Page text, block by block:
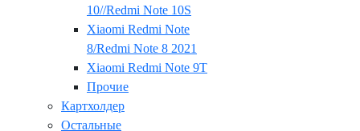
10//Redmi Note 10S
Xiaomi Redmi Note
8/Redmi Note 8 2021
Xiaomi Redmi Note 9T
Прочие
Картхолдер
Остальные